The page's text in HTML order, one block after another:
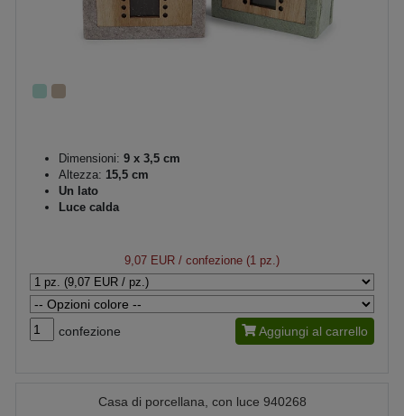
Dimensioni: 9 x 3,5 cm
Altezza: 15,5 cm
Un lato
Luce calda
9,07 EUR / confezione (1 pz.)
confezione Aggiungi al carrello
Casa di porcellana, con luce 940268